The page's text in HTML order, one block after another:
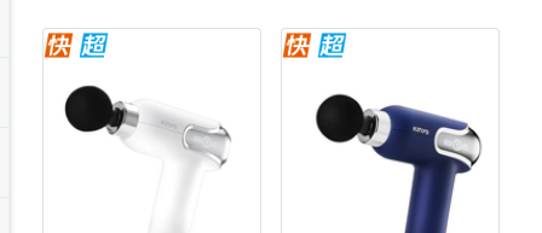
箱購飲料
開架/身體保養
成人/嬰兒紙尿褲